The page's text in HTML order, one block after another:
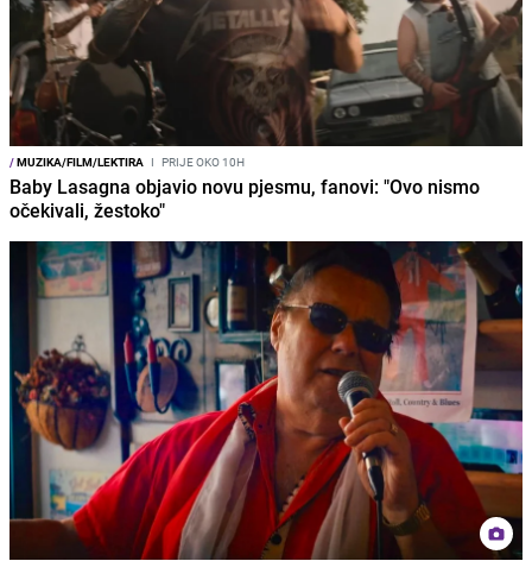
/MUZIKA/FILM/LEKTIRA I PRIJE OKO 10H
Baby Lasagna objavio novu pjesmu, fanovi: "Ovo nismo
očekivali, žestoko"